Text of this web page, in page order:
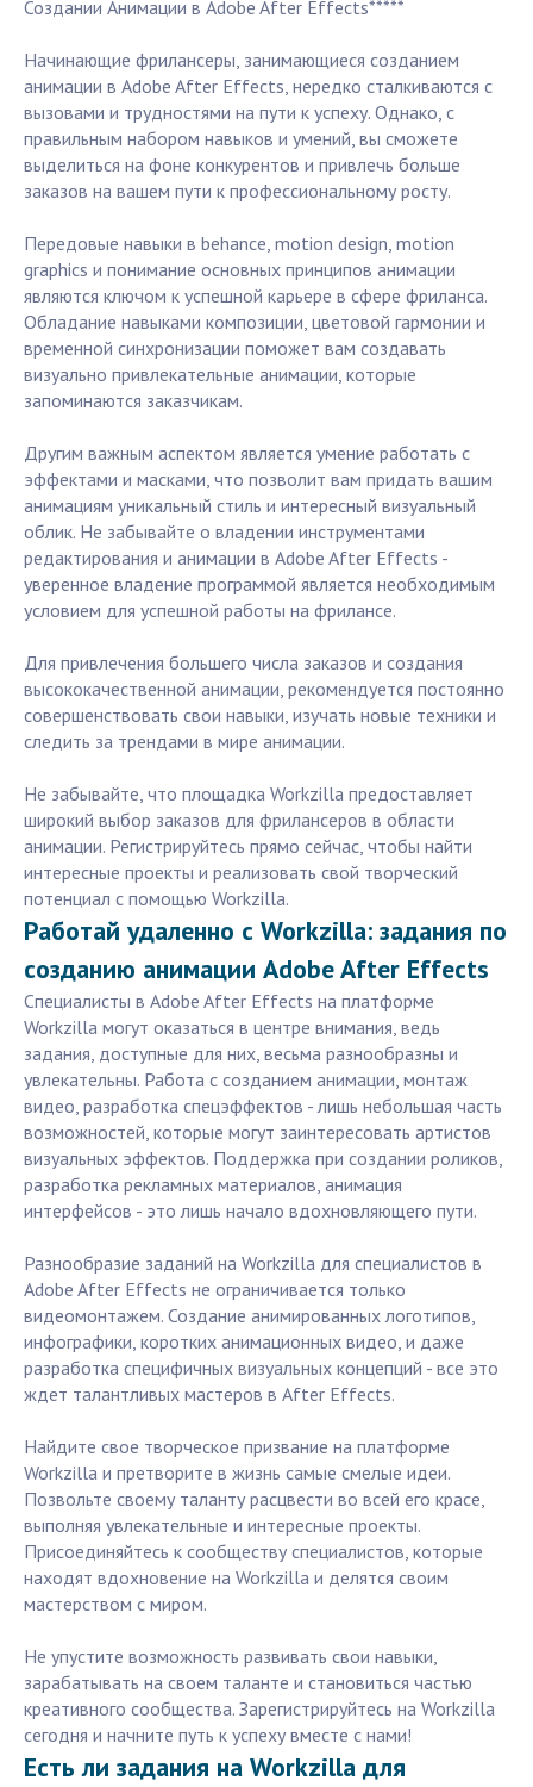
Создании Анимации в Adobe After Effects*****
Начинающие фрилансеры, занимающиеся созданием
анимации в Adobe After Effects, нередко сталкиваются с
вызовами и трудностями на пути к успеху. Однако, с
правильным набором навыков и умений, вы сможете
выделиться на фоне конкурентов и привлечь больше
заказов на вашем пути к профессиональному росту.
Передовые навыки в behance, motion design, motion
graphics и понимание основных принципов анимации
являются ключом к успешной карьере в сфере фриланса.
Обладание навыками композиции, цветовой гармонии и
временной синхронизации поможет вам создавать
визуально привлекательные анимации, которые
запоминаются заказчикам.
Другим важным аспектом является умение работать с
эффектами и масками, что позволит вам придать вашим
анимациям уникальный стиль и интересный визуальный
облик. Не забывайте о владении инструментами
редактирования и анимации в Adobe After Effects -
уверенное владение программой является необходимым
условием для успешной работы на фрилансе.
Для привлечения большего числа заказов и создания
высококачественной анимации, рекомендуется постоянно
совершенствовать свои навыки, изучать новые техники и
следить за трендами в мире анимации.
Не забывайте, что площадка Workzilla предоставляет
широкий выбор заказов для фрилансеров в области
анимации. Регистрируйтесь прямо сейчас, чтобы найти
интересные проекты и реализовать свой творческий
потенциал с помощью Workzilla.
Работай удаленно с Workzilla: задания по
созданию анимации Adobe After Effects
Специалисты в Adobe After Effects на платформе
Workzilla могут оказаться в центре внимания, ведь
задания, доступные для них, весьма разнообразны и
увлекательны. Работа с созданием анимации, монтаж
видео, разработка спецэффектов - лишь небольшая часть
возможностей, которые могут заинтересовать артистов
визуальных эффектов. Поддержка при создании роликов,
разработка рекламных материалов, анимация
интерфейсов - это лишь начало вдохновляющего пути.
Разнообразие заданий на Workzilla для специалистов в
Adobe After Effects не ограничивается только
видеомонтажем. Создание анимированных логотипов,
инфографики, коротких анимационных видео, и даже
разработка специфичных визуальных концепций - все это
ждет талантливых мастеров в After Effects.
Найдите свое творческое призвание на платформе
Workzilla и претворите в жизнь самые смелые идеи.
Позвольте своему таланту расцвести во всей его красе,
выполняя увлекательные и интересные проекты.
Присоединяйтесь к сообществу специалистов, которые
находят вдохновение на Workzilla и делятся своим
мастерством с миром.
Не упустите возможность развивать свои навыки,
зарабатывать на своем таланте и становиться частью
креативного сообщества. Зарегистрируйтесь на Workzilla
сегодня и начните путь к успеху вместе с нами!
Есть ли задания на Workzilla для